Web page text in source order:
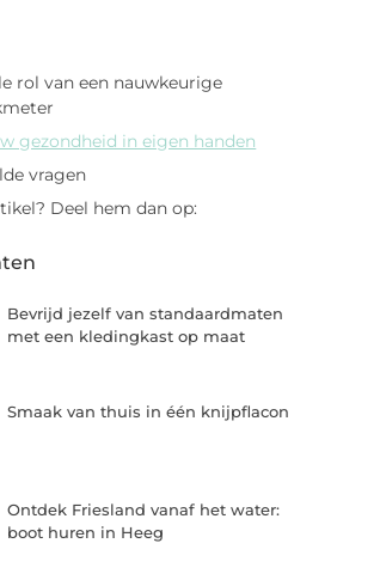
rol van een nauwkeurige
gezondheid in eigen handen
vragen
Deel hem dan op:
Bevrijd jezelf van standaardmaten
met een kledingkast op maat
Smaak van thuis in één knijpflacon
Ontdek Friesland vanaf het water:
boot huren in Heeg